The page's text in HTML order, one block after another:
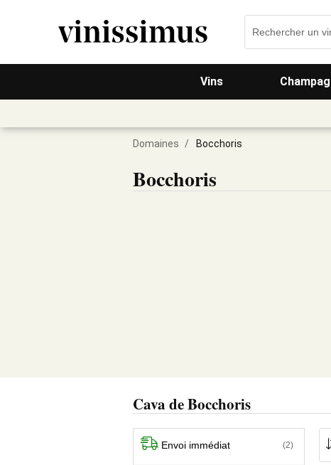
Vins
Domaines / Bocchoris
Bocchoris
Cava de Bocchoris
Envoi immédiat (2)